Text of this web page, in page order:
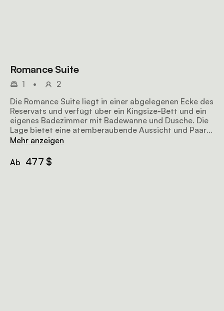
Romance Suite
1 •
2
Die Romance Suite liegt in einer abgelegenen Ecke des
Reservats und verfügt über ein Kingsize-Bett und ein
eigenes Badezimmer mit Badewanne und Dusche. Die
Lage bietet eine atemberaubende Aussicht und Paare
können weitere Annehmlichkeiten wie einen
Pool und eine private Terrasse im Freien genießen.
Mehr anzeigen
Ab 477 $